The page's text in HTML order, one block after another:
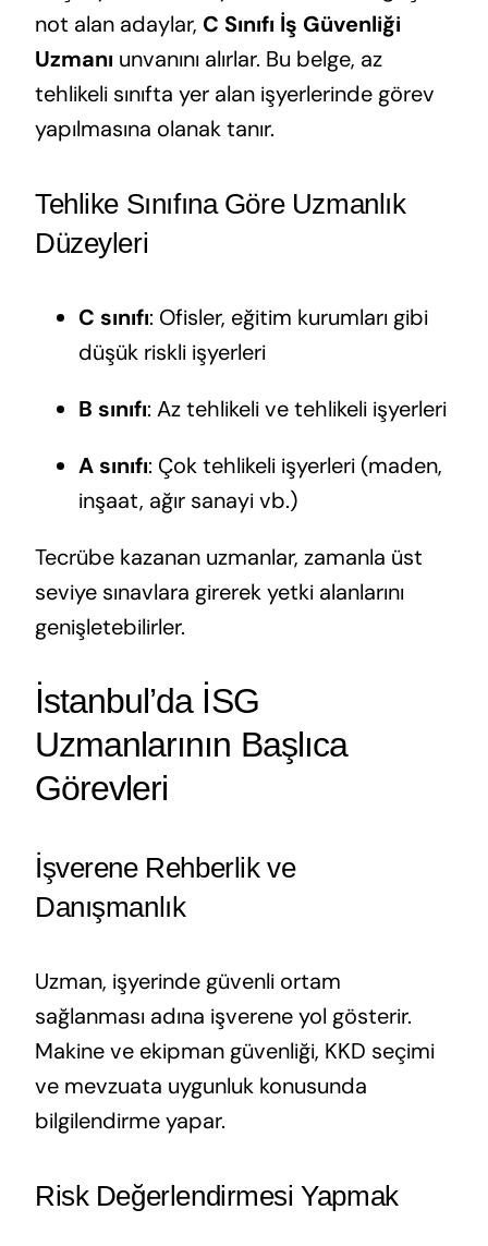
not alan adaylar, C Sınıfı İş Güvenliği
Uzmanı unvanını alırlar. Bu belge, az
tehlikeli sınıfta yer alan işyerlerinde görev
yapılmasına olanak tanır.
Tehlike Sınıfına Göre Uzmanlık
Düzeyleri
C sınıfı: Ofisler, eğitim kurumları gibi
düşük riskli işyerleri
B sınıfı: Az tehlikeli ve tehlikeli işyerleri
A sınıfı: Çok tehlikeli işyerleri (maden,
inşaat, ağır sanayi vb.)
Tecrübe kazanan uzmanlar, zamanla üst
seviye sınavlara girerek yetki alanlarını
genişletebilirler.
İstanbul’da İSG
Uzmanlarının Başlıca
Görevleri
İşverene Rehberlik ve
Danışmanlık
Uzman, işyerinde güvenli ortam
sağlanması adına işverene yol gösterir.
Makine ve ekipman güvenliği, KKD seçimi
ve mevzuata uygunluk konusunda
bilgilendirme yapar.
Risk Değerlendirmesi Yapmak